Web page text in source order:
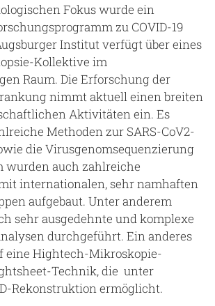
Fokus wurde ein
zu COVID-19
Institut verfügt über eines
Kollektive im
Raum. Die Erforschung der
nimmt aktuell einen breiten
Aktivitäten ein. Es
Methoden zur SARS-CoV2-
die Virusgenomsequenzierung
wurden auch zahlreiche
internationalen, sehr namhaften
aufgebaut. Unter anderem
sehr ausgedehnte und komplexe
durchgeführt. Ein anderes
eine Hightech-Mikroskopie-
Technik, die unter
Rekonstruktion ermöglicht.